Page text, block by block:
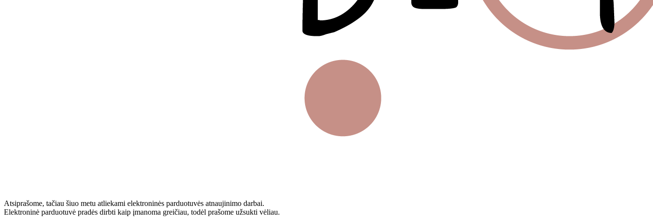
Atsiprašome, tačiau šiuo metu atliekami elektroninės parduotuvės atnaujinimo darbai.
Elektroninė parduotuvė pradės dirbti kaip įmanoma greičiau, todėl prašome užsukti vėliau.